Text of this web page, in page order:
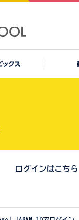
ログインはこちら